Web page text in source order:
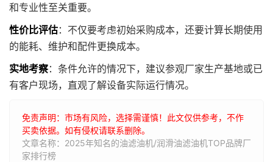
和专业性至关重要。
性价比评估：不仅要考虑初始采购成本，还要计算长期使用
的能耗、维护和配件更换成本。
实地考察：条件允许的情况下，建议参观厂家生产基地或已
有客户现场，直观了解设备实际运行情况。
免责声明：市场有风险，选择需谨慎！此文仅供参考，不作
买卖依据。如有侵权请联系删除。
文章名称：2025年知名的油滤油机/润滑油滤油机TOP品牌厂
家排行榜